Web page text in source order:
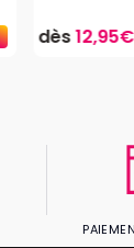
dès12,95€